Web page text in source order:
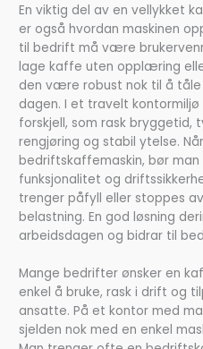
En viktig del av en vellykket
er også hvordan maskinen
til bedrift må være
lage kaffe uten opplæring
den være robust nok til å
dagen. I et travelt
forskjell, som rask bryggetid,
rengjøring og stabil ytelse.
bedriftskaffemaskin, bør
funksjonalitet og
trenger påfyll eller stoppes
belastning. En god løsning
arbeidsdagen og bidrar til
Mange bedrifter ønsker en
enkel å bruke, rask i drift og
ansatte. På et kontor med
sjelden nok med en enkel